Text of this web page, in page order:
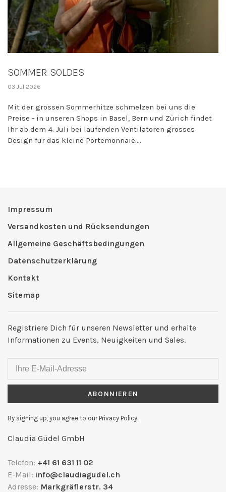
SOMMER SOLDES
03 Jul 2026
Mit der grossen Sommerhitze schmelzen bei uns die
Preise - in unseren Shops in Basel, Bern und Zürich findet
Ihr ab dem 4. Juli bei laufenden Ventilatoren grosses
Design für das kleine Portemonnaie....
Impressum
Versandkosten und Rücksendungen
Allgemeine Geschäftsbedingungen
Datenschutzerklärung
Kontakt
Sitemap
Registriere Dich für unseren Newsletter und erhalte
Informationen zu Events, Neuigkeiten und Sales.
ABONNIEREN
By signing up, you agree to our Privacy Policy.
Claudia Güdel GmbH
Telefon: +41 61 631 11 02
E-Mail: info@claudiagudel.ch
Adresse: Markgräflerstr. 34